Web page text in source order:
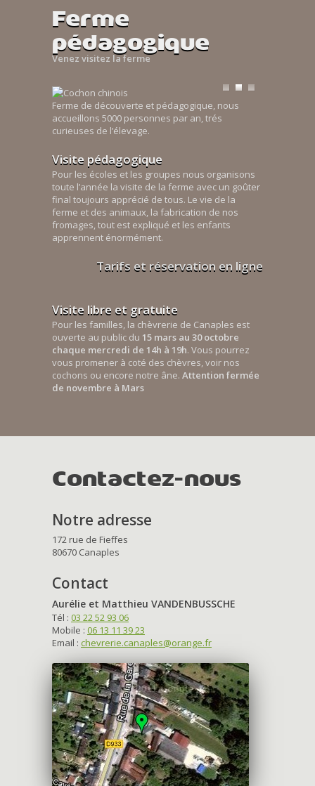
Ferme
pédagogique
Venez visitez la ferme
Ferme de découverte et pédagogique, nous
accueillons 5000 personnes par an, trés
curieuses de l’élevage.
Visite pédagogique
Pour les écoles et les groupes nous organisons
toute l’année la visite de la ferme avec un goûter
final toujours apprécié de tous. Le vie de la
ferme et des animaux, la fabrication de nos
fromages, tout est expliqué et les enfants
apprennent énormément.
Tarifs et réservation en ligne
Visite libre et gratuite
Pour les familles, la chèvrerie de Canaples est
ouverte au public du 15 mars au 30 octobre
chaque mercredi de 14h à 19h. Vous pourrez
vous promener à coté des chèvres, voir nos
cochons ou encore notre âne. Attention fermée
de novembre à Mars
Contactez-nous
Notre adresse
172 rue de Fieffes
80670 Canaples
Contact
Aurélie et Matthieu VANDENBUSSCHE
Tél : 03 22 52 93 06
Mobile : 06 13 11 39 23
Email : chevrerie.canaples@orange.fr